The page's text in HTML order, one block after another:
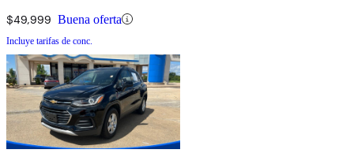
$49,999 Buena oferta
Incluye tarifas de conc.